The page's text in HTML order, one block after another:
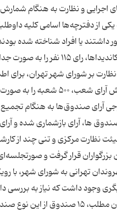
اجرایی و نظارت به هنگام
یا افراد شناخته شده
بر شورای شهر تهران، برای
شهر، بعد از اعلام نتایج
صندوق‌ها به هنگام تجمیع
ها،‌ آرای بازشماری شده و
نظارت مرکزی و تنی چند از
تهرانی به شورای شهر،
وجود داشت که نیاز به بررسی
نشان می‌داد. برای روشن شدن